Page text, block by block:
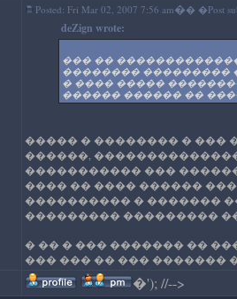
Posted: Fri Mar 02, 2007 7:56 am�� �Post
deZign wrote:
��� ��
�������� ���������
� ���� �����
������ ������ ��
����� � �������� � ���
������,
����������� ���
���� �� ���� ������
���������� � �������
��������� ���������
� �� � ��� ������� ��
��� ��� �� ��� �������
�'); //-->